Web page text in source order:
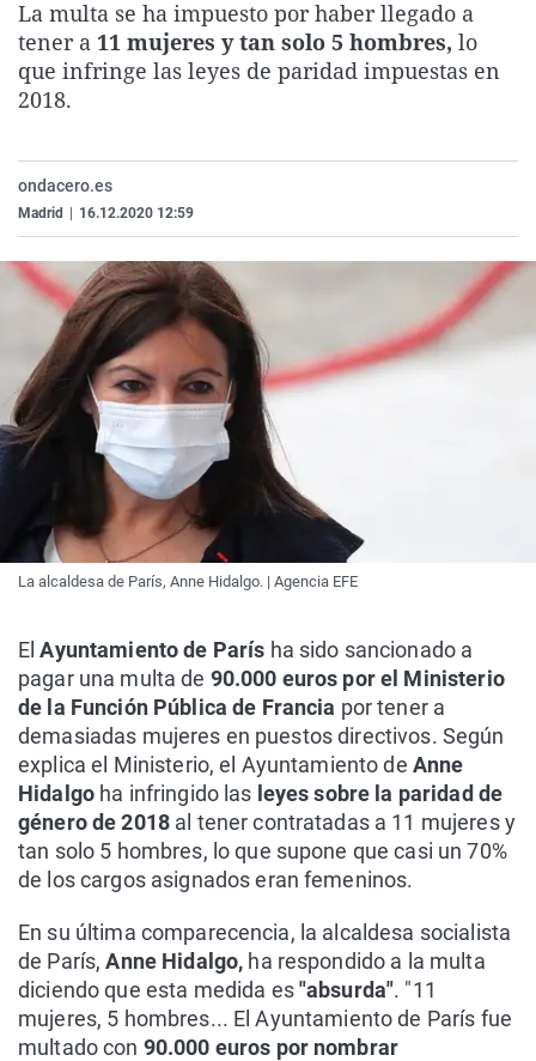
La rosa de los vientos
Gente viajera
Caso
Retornados
Extremadura
Galicia
Virales
Televisión
La multa se ha impuesto por haber llegado a
tener a 11 mujeres y tan solo 5 hombres, lo
que infringe las leyes de paridad impuestas en
2018.
ondacero.es
Madrid 16.12.2020 12:59
La alcaldesa de París, Anne Hidalgo. | Agencia EFE
ElAyuntamiento de París ha sido sancionado a
pagar una multa de 90.000 euros por el Ministerio
de la Función Pública de Francia por tener a
demasiadas mujeres en puestos directivos. Según
explica el Ministerio, el Ayuntamiento de Anne
Hidalgoha infringido las leyes sobre la paridad de
género de 2018 al tener contratadas a 11 mujeres y
tan solo 5 hombres, lo que supone que casi un 70%
de los cargos asignados eran femeninos.
En su última comparecencia, la alcaldesa socialista
de París,Anne Hidalgo, ha respondido a la multa
diciendo que esta medida es"absurda". "11
mujeres, 5 hombres... El Ayuntamiento de París fue
multado con 90.000 euros por nombrar